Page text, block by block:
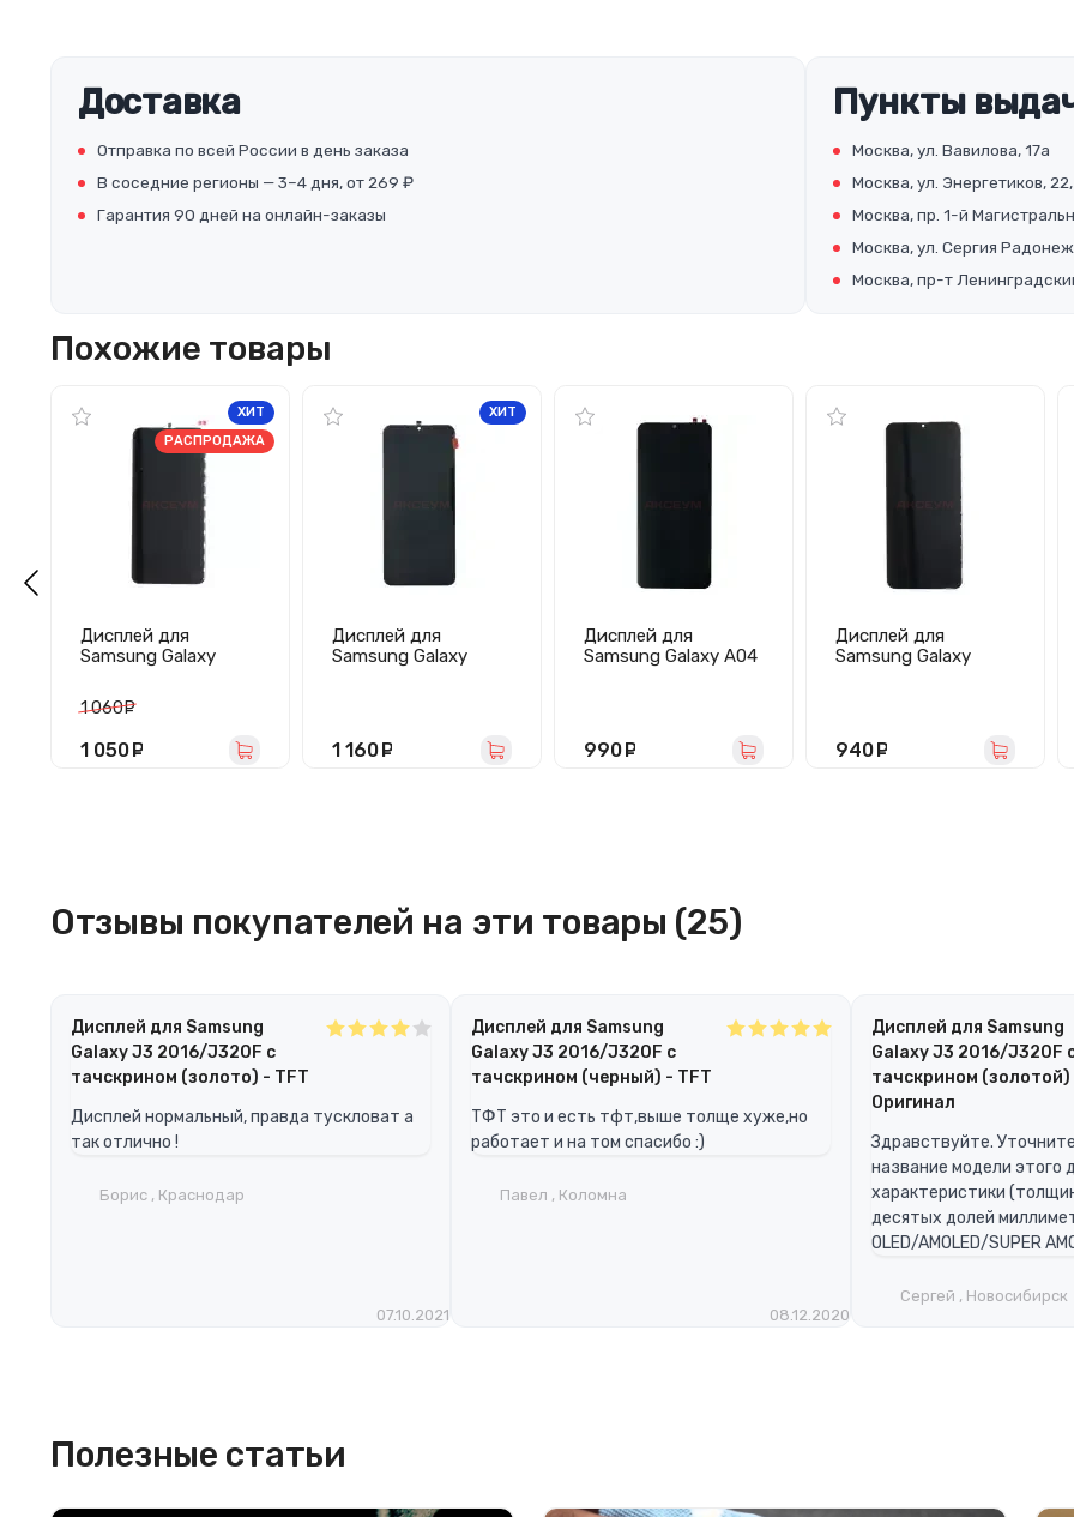
Доставка
Отправка по всей России в день заказа
В соседние регионы — 3–4 дня, от 269 ₽
Гарантия 90 дней на онлайн-заказы
Пункты
Москва, ул. Вавилова, 17а
Москва, ул. Энергетиков,
Москва, пр. 1-й
Москва, ул. Сергия
Москва, пр-т
Похожие товары
Дисплей для
Samsung Galaxy
с тачскрином
(черный) - Оригинал
ХИТ
РАСПРОДАЖА
1 060
1 050 руб.
Дисплей для
Samsung Galaxy
ХИТ
1 160 руб.
Дисплей для
Samsung Galaxy A04
990
Дисплей для
Samsung Galaxy
940
Отзывы покупателей на эти товары (25)
Дисплей для Samsung
Galaxy J3 2016/J320F с
тачскрином (золото) - TFT
Дисплей нормальный, правда тускловат а
так отлично !
Борис , Краснодар
07.10.2021
Дисплей для Samsung
Galaxy J3 2016/J320F с
тачскрином (черный) - TFT
ТФТ это и есть тфт,выше толще хуже,но
работает и на том спасибо :)
Павел , Коломна
08.12.2020
Дисплей для Samsung
Galaxy J3 2016/J320F
тачскрином (золотой)
Оригинал
Здравствуйте.
название модели этого
характеристики
десятых долей
OLED/AMOLED/SUPER
Сергей , Новосибирск
Полезные статьи